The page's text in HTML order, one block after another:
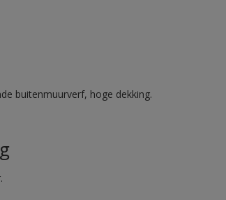
buitenmuurverf, hoge dekking.